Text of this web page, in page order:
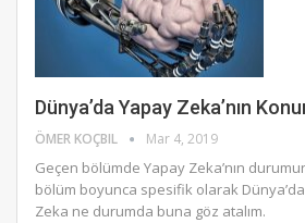
Dünya’da Yapay Zeka’nın
ÖMER KOÇBIL Mar 4, 2019
Geçen bölümde Yapay Zeka’nın
bölüm boyunca spesifik olarak
Zeka ne durumda buna göz atalım.